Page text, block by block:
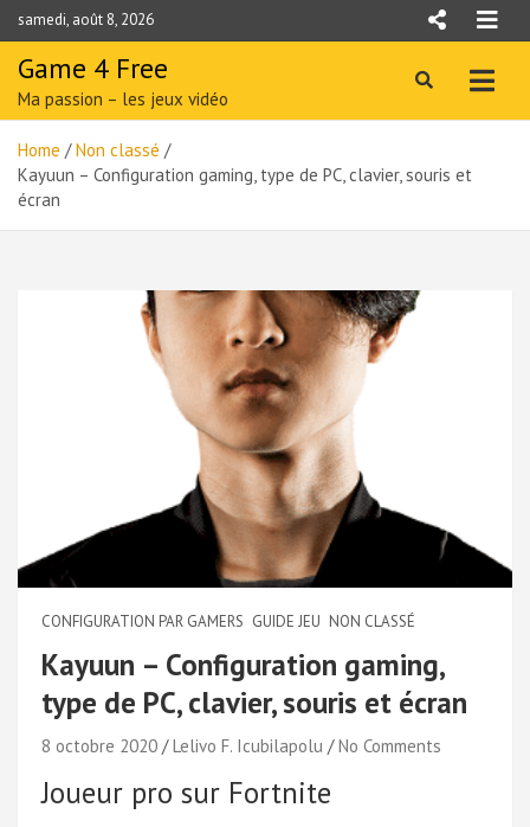
Skip
to
content
samedi, août 8, 2026
Game 4 Free
Ma passion – les jeux vidéo
Home
Non classé
Kayuun – Configuration gaming, type de PC, clavier, souris et
écran
CONFIGURATION PAR GAMERS GUIDE JEU NON CLASSÉ
Kayuun – Configuration gaming,
type de PC, clavier, souris et écran
8 octobre 2020 Lelivo F. Icubilapolu No Comments
Joueur pro sur Fortnite